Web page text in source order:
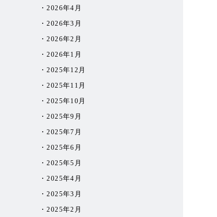
2026年4月
2026年3月
2026年2月
2026年1月
2025年12月
2025年11月
2025年10月
2025年9月
2025年7月
2025年6月
2025年5月
2025年4月
2025年3月
2025年2月